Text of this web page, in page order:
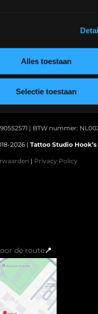
Alles toestaan
Selectie toestaan
40573186
| BTW nummer:
2026 | Tattoo Studio Hook’s
| Privacy Policy
de route📍